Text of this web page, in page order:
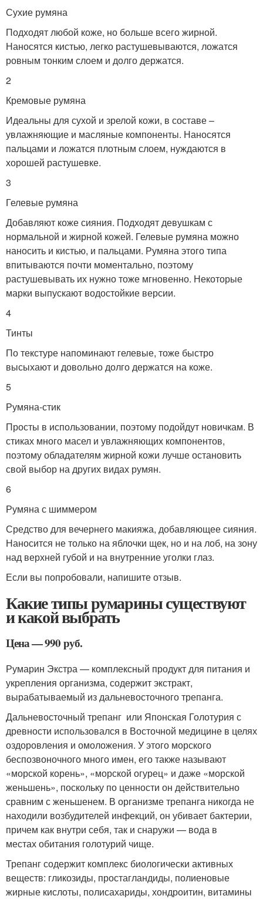
Сухие румяна
Подходят любой коже, но больше всего жирной.
Наносятся кистью, легко растушевываются, ложатся
ровным тонким слоем и долго держатся.
2
Кремовые румяна
Идеальны для сухой и зрелой кожи, в составе –
увлажняющие и масляные компоненты. Наносятся
пальцами и ложатся плотным слоем, нуждаются в
хорошей растушевке.
3
Гелевые румяна
Добавляют коже сияния. Подходят девушкам с
нормальной и жирной кожей. Гелевые румяна можно
наносить и кистью, и пальцами. Румяна этого типа
впитываются почти моментально, поэтому
растушевывать их нужно тоже мгновенно. Некоторые
марки выпускают водостойкие версии.
4
Тинты
По текстуре напоминают гелевые, тоже быстро
высыхают и довольно долго держатся на коже.
5
Румяна-стик
Просты в использовании, поэтому подойдут новичкам. В
стиках много масел и увлажняющих компонентов,
поэтому обладателям жирной кожи лучше остановить
свой выбор на других видах румян.
6
Румяна с шиммером
Средство для вечернего макияжа, добавляющее сияния.
Наносится не только на яблочки щек, но и на лоб, на зону
над верхней губой и на внутренние уголки глаз.
Если вы попробовали, напишите отзыв.
Какие типы румарины существуют
и какой выбрать
Цена — 990 руб.
Румарин Экстра — комплексный продукт для питания и
укрепления организма, содержит экстракт,
вырабатываемый из дальневосточного трепанга.
Дальневосточный трепанг или Японская Голотурия с
древности использовался в Восточной медицине в целях
оздоровления и омоложения. У этого морского
беспозвоночного много имен, его также называют
«морской корень», «морской огурец» и даже «морской
женьшень», поскольку по ценности он действительно
сравним с женьшенем. В организме трепанга никогда не
находили возбудителей инфекций, он убивает бактерии,
причем как внутри себя, так и снаружи — вода в
местах обитания голотурий чище.
Трепанг содержит комплекс биологически активных
веществ: гликозиды, простагландиды, полиеновые
жирные кислоты, полисахариды, хондроитин, витамины